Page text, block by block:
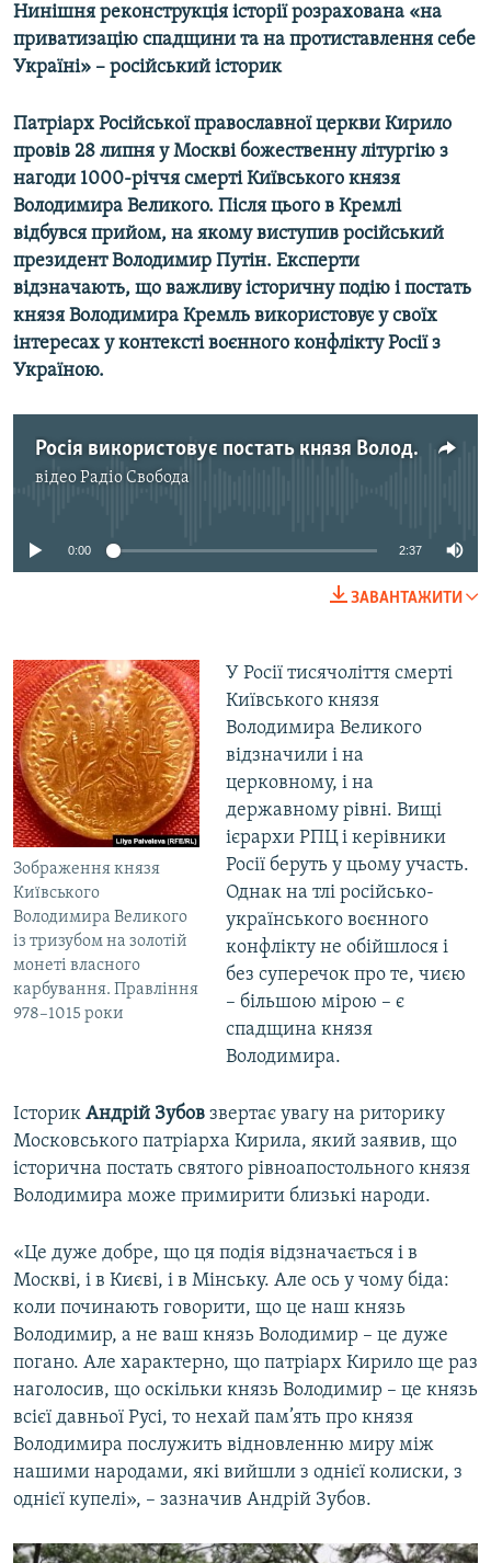
УКР
КТАТ
ДОЛУЧАЙСЯ!
Усі сайти RFE/RL
Нинішня реконструкція історії розрахована «на
приватизацію спадщини та на протиставлення себе
Україні» – російський історик
Патріарх Російської православної церкви Кирило
провів 28 липня у Москві божественну літургію з
нагоди 1000-річчя смерті Київського князя
Володимира Великого. Після цього в Кремлі
відбувся прийом, на якому виступив російський
президент Володимир Путін. Експерти
відзначають, що важливу історичну подію і постать
князя Володимира Кремль використовує у своїх
інтересах у контексті воєнного конфлікту Росії з
Україною.
Росія використовує постать князя Володимира у своїх інтересах
відеоРадіо Свобода
No media source currently available
0:00 2:37
ЗАВАНТАЖИТИ
Зображення князя
Київського
Володимира Великого
із тризубом на золотій
монеті власного
карбування. Правління
978–1015 роки
У Росії тисячоліття смерті
Київського князя
Володимира Великого
відзначили і на
церковному, і на
державному рівні. Вищі
ієрархи РПЦ і керівники
Росії беруть у цьому участь.
Однак на тлі російсько-
українського воєнного
конфлікту не обійшлося і
без суперечок про те, чиєю
– більшою мірою – є
спадщина князя
Володимира.
Історик Андрій Зубов звертає увагу на риторику
Московського патріарха Кирила, який заявив, що
історична постать святого рівноапостольного князя
Володимира може примирити близькі народи.
«Це дуже добре, що ця подія відзначається і в
Москві, і в Києві, і в Мінську. Але ось у чому біда:
коли починають говорити, що це наш князь
Володимир, а не ваш князь Володимир – це дуже
погано. Але характерно, що патріарх Кирило ще раз
наголосив, що оскільки князь Володимир – це князь
всієї давньої Русі, то нехай пам’ять про князя
Володимира послужить відновленню миру між
нашими народами, які вийшли з однієї колиски, з
однієї купелі», – зазначив Андрій Зубов.